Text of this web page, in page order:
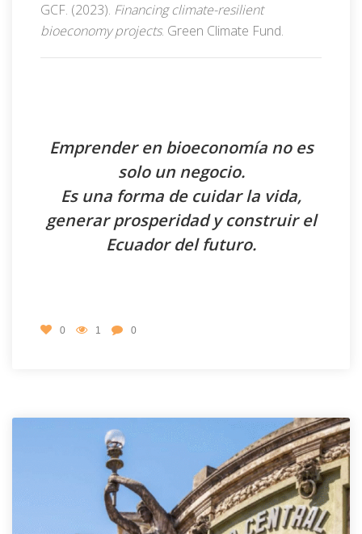
GCF. (2023). Financing climate-resilient
bioeconomy projects. Green Climate Fund.
Emprender en bioeconomía no es
solo un negocio.
Es una forma de cuidar la vida,
generar prosperidad y construir el
Ecuador del futuro.
0 1 0